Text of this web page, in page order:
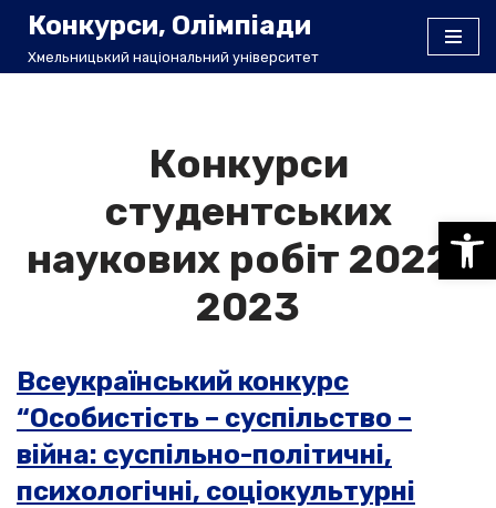
Перейти
Конкурси, Олімпіади
Хмельницький національний університет
Конкурси
студентських
наукових робіт 2022-
2023
Всеукраїнський конкурс
“Особистість – суспільство –
війна: суспільно-політичні,
психологічні, соціокультурні